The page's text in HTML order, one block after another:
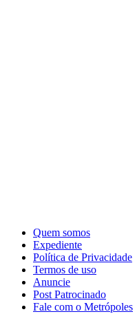
Quem somos
Expediente
Política de Privacidade
Termos de uso
Anuncie
Post Patrocinado
Fale com o Metrópoles